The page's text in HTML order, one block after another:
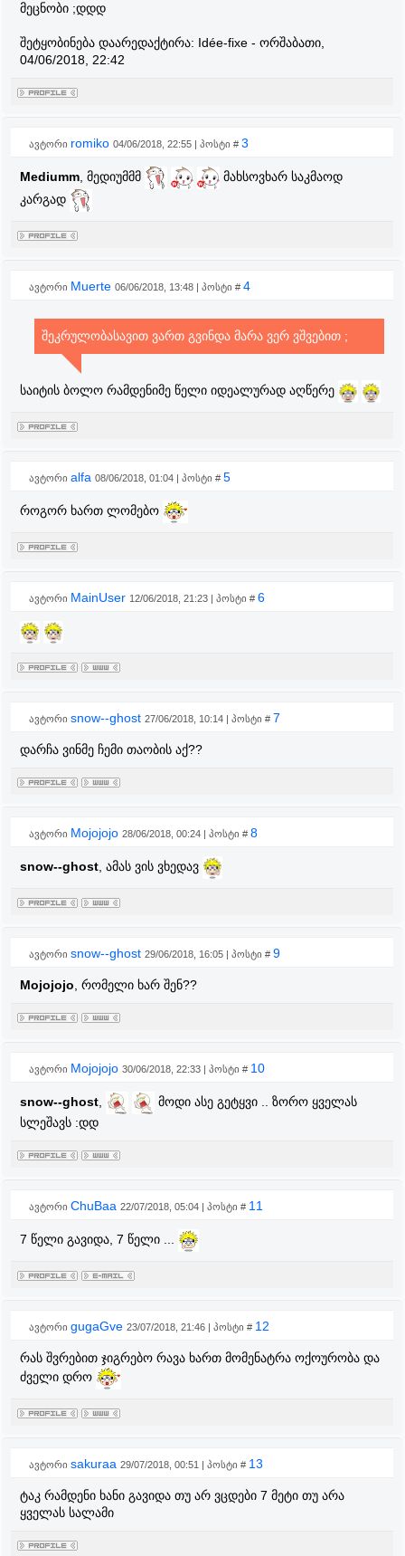
მეცნობი ;დდდ
შეტყობინება დაარედაქტირა: Idée-fixe - ორშაბათი,
04/06/2018, 22:42
ავტორი romiko 04/06/2018, 22:55 | პოსტი # 3
Mediumm, მედიუმმმ
მახსოვხარ საკმაოდ
კარგად
ავტორი Muerte 06/06/2018, 13:48 | პოსტი # 4
შეკრულობასავით ვართ გვინდა მარა ვერ ვშვებით ;
საიტის ბოლო რამდენიმე წელი იდეალურად აღწერე
ავტორი alfa 08/06/2018, 01:04 | პოსტი # 5
როგორ ხართ ლომებო
ავტორი MainUser 12/06/2018, 21:23 | პოსტი # 6
ავტორი snow--ghost 27/06/2018, 10:14 | პოსტი # 7
დარჩა ვინმე ჩემი თაობის აქ??
ავტორი Mojojojo 28/06/2018, 00:24 | პოსტი # 8
snow--ghost, ამას ვის ვხედავ
ავტორი snow--ghost 29/06/2018, 16:05 | პოსტი # 9
Mojojojo , რომელი ხარ შენ??
ავტორი Mojojojo 30/06/2018, 22:33 | პოსტი # 10
snow--ghost,
მოდი ასე გეტყვი .. ზორო ყველას
სლეშავს :დდ
ავტორი ChuBaa 22/07/2018, 05:04 | პოსტი # 11
7 წელი გავიდა, 7 წელი ...
ავტორი gugaGve 23/07/2018, 21:46 | პოსტი # 12
რას შვრებით ჯიგრებო რავა ხართ მომენატრა ოქოურობა და
ძველი დრო
ავტორი sakuraa 29/07/2018, 00:51 | პოსტი # 13
ტაკ რამდენი ხანი გავიდა თუ არ ვცდები 7 მეტი თუ არა
ყველას სალამი